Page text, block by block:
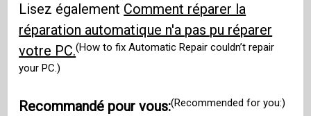
Lisez également Comment réparer la
réparation automatique n'a pas pu réparer
votre PC.(How to fix Automatic Repair couldn’t repair
your PC.)
Recommandé pour vous:(Recommended for you:)